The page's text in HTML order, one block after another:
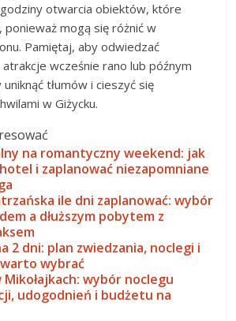
otwarcia obiektów, które
ponieważ mogą się różnić w
Pamiętaj, aby odwiedzać
wcześnie rano lub późnym
tłumów i cieszyć się
w Giżycku.
na romantyczny weekend: jak
i zaplanować niezapomniane
ile dni zaplanować: wybór
a dłuższym pobytem z
2 dni: plan zwiedzania, noclegi i
wybrać
Mikołajkach: wybór noclegu
udogodnień i budżetu na